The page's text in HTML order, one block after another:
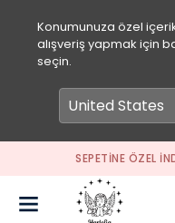
Konumunuza özel
alışveriş yapmak için
seçin.
SEPETİNE ÖZEL